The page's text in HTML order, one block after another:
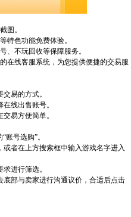
图。
特色功能免费体验。
、不玩回收等保障服务。
在线客服系统，为您提供便捷的交易服
易的方式。
线出售账号。
易方便简单。
账号选购”。
者在上方搜索框中输入游戏名字进入
进行筛选。
部与卖家进行沟通议价，合适后点击